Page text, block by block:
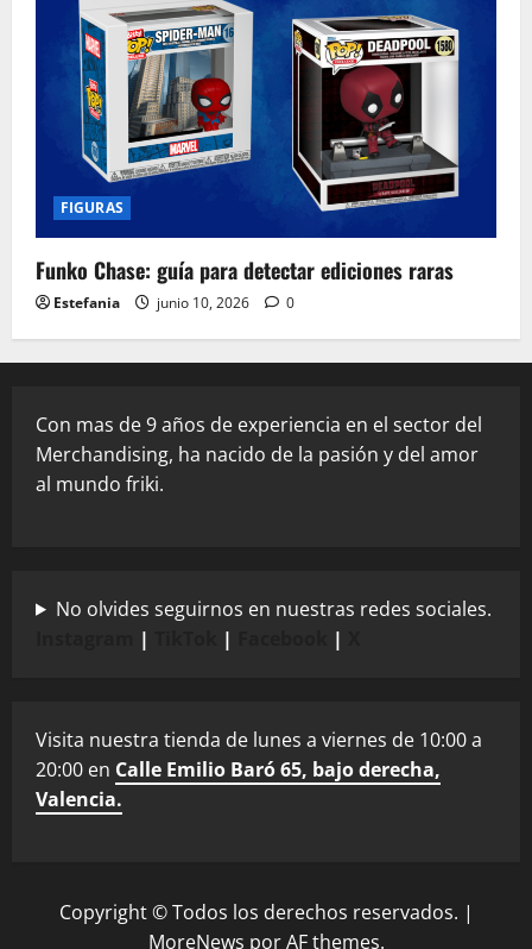
FIGURAS
Funko Chase: guía para detectar ediciones raras
Estefania junio 10, 2026 0
Con mas de 9 años de experiencia en el sector del
Merchandising, ha nacido de la pasión y del amor
al mundo friki.
No olvides seguirnos en nuestras redes sociales.
| | |
Visita nuestra tienda de lunes a viernes de 10:00 a
20:00 en Calle Emilio Baró 65, bajo derecha,
Valencia.
Copyright © Todos los derechos reservados. |
MoreNews por AF themes.